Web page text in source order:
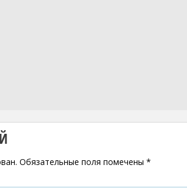
Обязательные поля помечены *